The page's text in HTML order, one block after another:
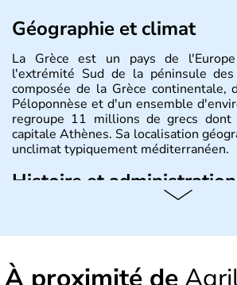
Géographie et climat
La Grèce est un pays de
l'extrémité Sud de la péninsule
composée de la Grèce continentale,
Péloponnèse et d'un ensemble
regroupe 11 millions de grecs
capitale Athènes. Sa localisation
unclimat typiquement méditerranéen.
Histoire et administration
aussi la première à avoir
l'invention des Jeux Olympiques en
À proximité de